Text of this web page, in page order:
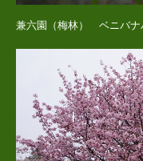
兼六園（梅林） ベニバナ